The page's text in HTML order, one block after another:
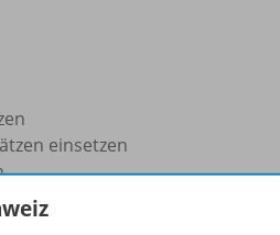
einsetzen
Futur)
(Eigennamen, Zahlwörter,